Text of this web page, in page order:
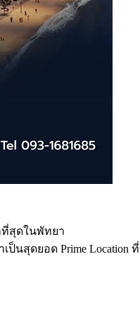
ที่สุดในพัทยา
ป็นสุดยอด Prime Location